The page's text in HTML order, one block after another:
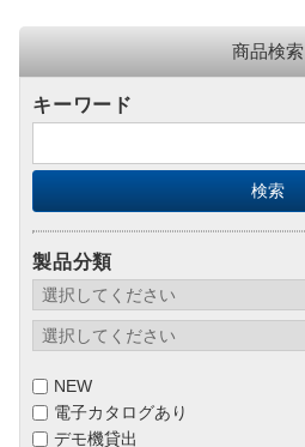
商品検索
キーワード
製品分類
NEW
電子カタログあり
デモ機貸出